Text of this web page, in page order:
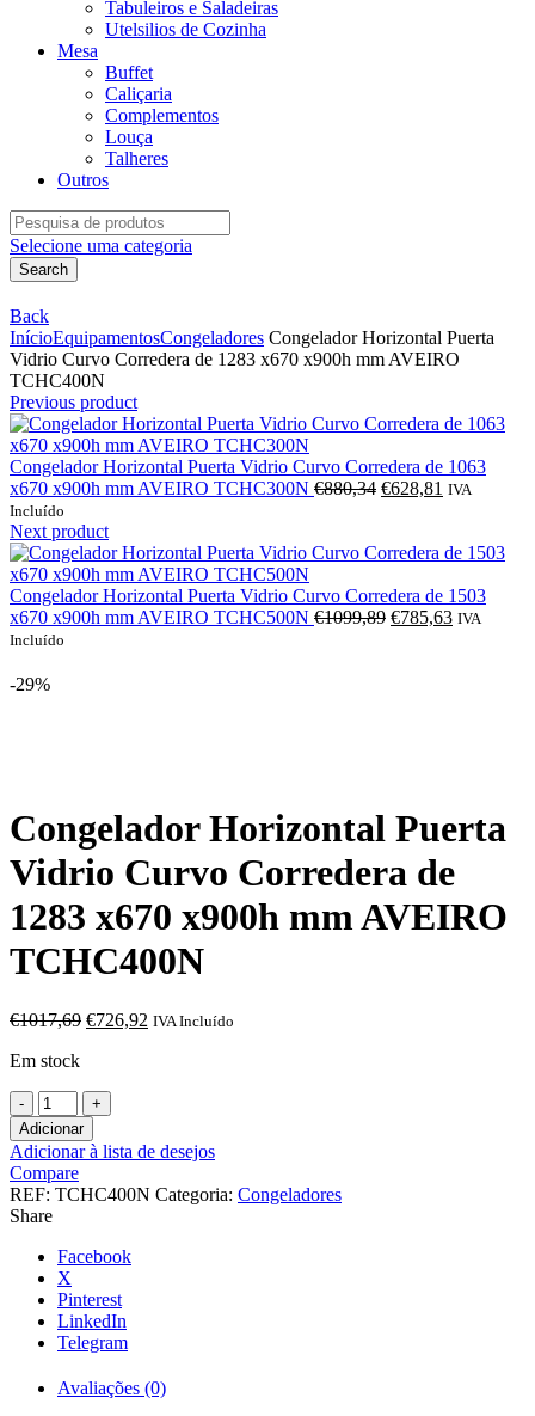
Tabuleiros e Saladeiras
Utelsilios de Cozinha
Mesa
Buffet
Caliçaria
Complementos
Louça
Talheres
Outros
Search
for:
Selecione uma categoria
Search
Back
InícioEquipamentosCongeladores Congelador Horizontal Puerta
Vidrio Curvo Corredera de 1283 x670 x900h mm AVEIRO
TCHC400N
Previous product
Congelador Horizontal Puerta Vidrio Curvo Corredera de 1063
x670 x900h mm AVEIRO TCHC300N €880,34 O
era:
€628,81 O
é:
IVA
Incluído
Next product
Congelador Horizontal Puerta Vidrio Curvo Corredera de 1503
x670 x900h mm AVEIRO TCHC500N €1099,89 O
€785,63OIVA
Incluído
-29%
Congelador Horizontal Puerta
Vidrio Curvo Corredera de
1283 x670 x900h mm AVEIRO
TCHC400N
€1017,69 O
€1017,69.
€726,92 O
IVA Incluído
Em stock
Quantidade
de
Congelador
Horizontal
Puerta
Vidrio
Curvo
Corredera
de
1283
x670
x900h
mm
AVEIRO
TCHC400N
Adicionar
Adicionar à lista de desejos
Compare
REF: TCHC400N Categoria: Congeladores
Share
Facebook
X
Pinterest
LinkedIn
Telegram
Avaliações (0)